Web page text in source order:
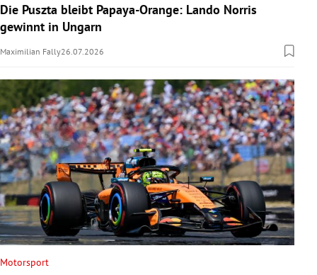
Die Puszta bleibt Papaya-Orange: Lando Norris
gewinnt in Ungarn
Maximilian Fally26.07.2026
Motorsport